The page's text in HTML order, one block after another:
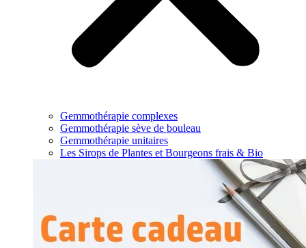
Gemmothérapie complexes
Gemmothérapie sève de bouleau
Gemmothérapie unitaires
Les Sirops de Plantes et Bourgeons frais & Bio